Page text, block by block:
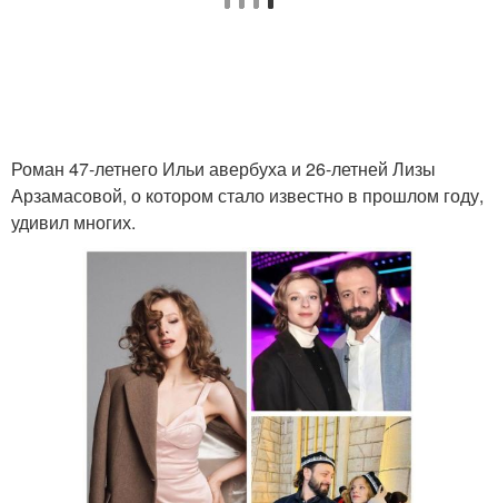
Роман 47-летнего Ильи авербуха и 26-летней Лизы
Арзамасовой, о котором стало известно в прошлом году,
удивил многих.